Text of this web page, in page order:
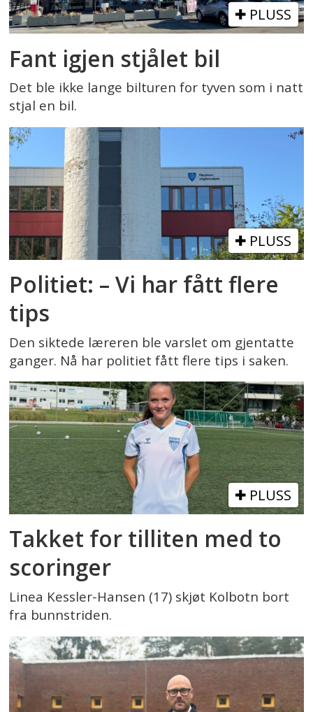
PLUSS
Fant igjen stjålet bil
Det ble ikke lange bilturen for tyven som i natt
stjal en bil.
PLUSS
Politiet: – Vi har fått flere
tips
Den siktede læreren ble varslet om gjentatte
ganger. Nå har politiet fått flere tips i saken.
PLUSS
Takket for tilliten med to
scoringer
Linea Kessler-Hansen (17) skjøt Kolbotn bort
fra bunnstriden.